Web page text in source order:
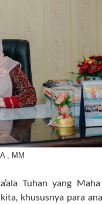
, MM
Tuhan yang
khususnya para